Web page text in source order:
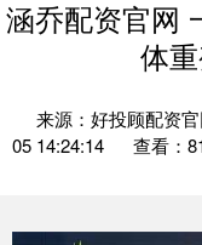
涵乔配资官网
体
来源：好投顾配资
05 14:24:14
查看：